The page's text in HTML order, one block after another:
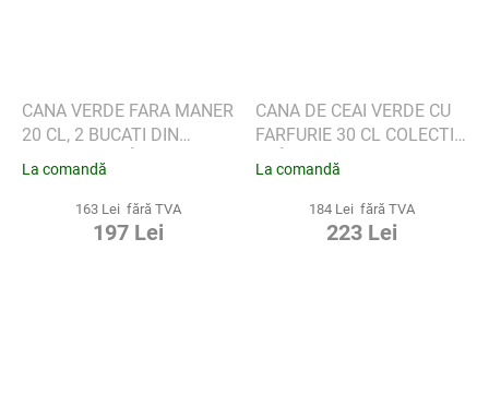
CANA VERDE FARA MANER
20 CL, 2 BUCATI DIN
COLECTIA SLÅPEBLOM -
La comandă
163 Lei fără TVA
197 Lei
CANA DE CEAI VERDE CU
FARFURIE 30 CL COLECTIA
SLÅPEBLOM - WIK &
La comandă
184 Lei fără TVA
223 Lei